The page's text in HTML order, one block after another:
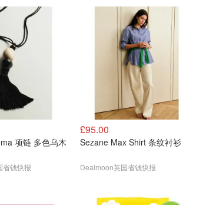
项链 多色乌木
省钱快报
£95.00
Sezane Max Shirt 条纹衬衫
Dealmoon英国省钱快报